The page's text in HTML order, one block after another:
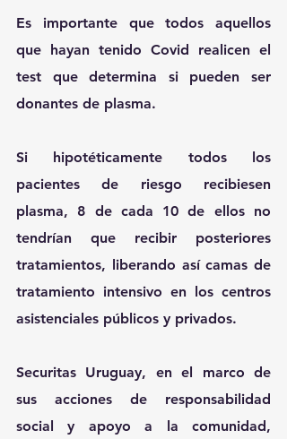
Es importante que todos aquellos
que hayan tenido Covid realicen el
test que determina si pueden ser
donantes de plasma.
Si hipotéticamente todos los
pacientes de riesgo recibiesen
plasma, 8 de cada 10 de ellos no
tendrían que recibir posteriores
tratamientos, liberando así camas de
tratamiento intensivo en los centros
asistenciales públicos y privados.
Securitas Uruguay, en el marco de
sus acciones de responsabilidad
social y apoyo a la comunidad,